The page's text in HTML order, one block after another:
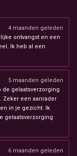
4 maanden geleden
ontvangst en een
Ik heb al een
5 maanden geleden
de gelaatsverzorging
Zeker een aanrader
in je gezicht. Ik
gelaatsverzorging
6 maanden geleden